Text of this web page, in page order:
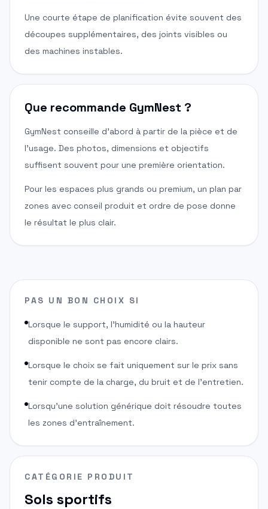
Une courte étape de planification évite souvent des
découpes supplémentaires, des joints visibles ou
des machines instables.
Que recommande GymNest ?
GymNest conseille d'abord à partir de la pièce et de
l'usage. Des photos, dimensions et objectifs
suffisent souvent pour une première orientation.
Pour les espaces plus grands ou premium, un plan par
zones avec conseil produit et ordre de pose donne
le résultat le plus clair.
PAS UN BON CHOIX SI
Lorsque le support, l'humidité ou la hauteur
disponible ne sont pas encore clairs.
Lorsque le choix se fait uniquement sur le prix sans
tenir compte de la charge, du bruit et de l'entretien.
Lorsqu'une solution générique doit résoudre toutes
les zones d'entraînement.
CATÉGORIE PRODUIT
Sols sportifs